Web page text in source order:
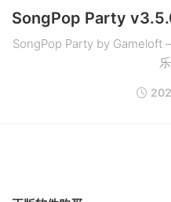
SongPop Party by Gameloft